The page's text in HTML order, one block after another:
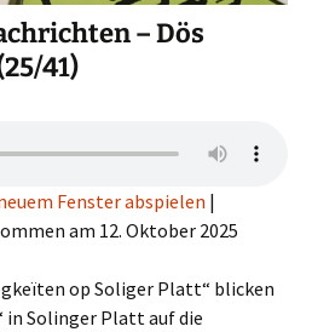
– Dös
41)
Fenster abspielen |
am 12. Oktober 2025
op Soliger Platt“ blicken
in Solinger Platt auf die